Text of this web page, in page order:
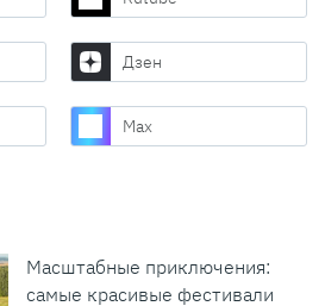
Дзен
Max
Масштабные приключения:
самые красивые фестивали